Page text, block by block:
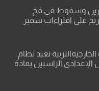
وسقوط في فخ
على افتراءات سمير
تعيد نظام
الراسبين بمادة